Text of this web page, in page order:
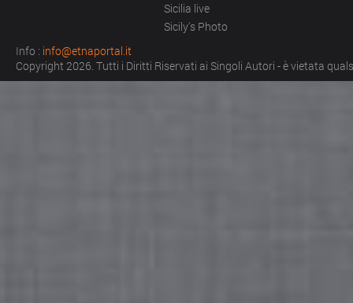
Sicilia live
Sicily's Photo
Info : info@etnaportal.it
Copyright 2026. Tutti i Diritti Riservati ai Singoli Autori - è vietata